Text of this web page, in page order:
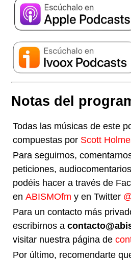
Notas del
Todas las músicas de este
compuestas por Scott
Para seguirnos,
peticiones,
podéis hacer a través de
enABISMOfm y en Twitter
Para un contacto más
escribirnos a
visitar nuestra página de
Por último, recomendarte